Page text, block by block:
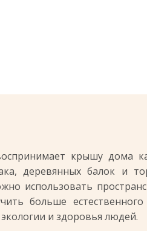
крышу дома
деревянных балок и
использовать
больше
и здоровья людей.